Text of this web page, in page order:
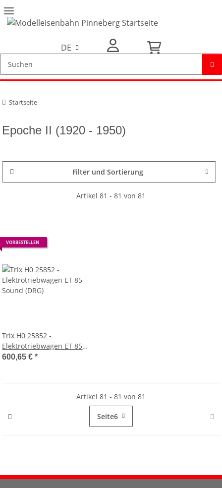
DE
Startseite
Epoche II (1920 - 1950)
Filter und Sortierung
Artikel 81 - 81 von 81
VORBESTELLEN
Trix H0 25852 -
Elektrotriebwagen ET 85
Sound (DRG)
600,65 €*
Artikel 81 - 81 von 81
Seite6